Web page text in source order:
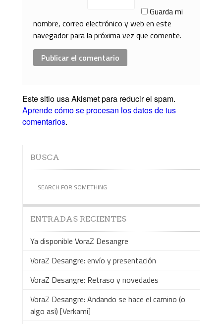
Guarda mi
nombre, correo electrónico y web en este
navegador para la próxima vez que comente.
Este sitio usa Akismet para reducir el spam.
Aprende cómo se procesan los datos de tus
comentarios.
BUSCA
ENTRADAS RECIENTES
Ya disponible VoraZ Desangre
VoraZ Desangre: envío y presentación
VoraZ Desangre: Retraso y novedades
VoraZ Desangre: Andando se hace el camino (o
algo así) [Verkami]